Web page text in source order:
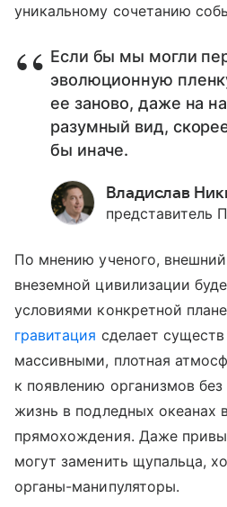
уникальному сочетанию
Если бы мы могли
эволюционную
ее заново, даже на
разумный вид,
бы иначе.
Владислав
представитель
По мнению ученого,
внеземной цивилизации
условиями конкретной
гравитация сделает
массивными, плотная
к появлению организмов без
жизнь в подледных океанах
прямохождения. Даже
могут заменить щупальца,
органы-манипуляторы.